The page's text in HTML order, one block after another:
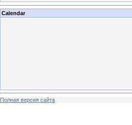
Calendar
Полная версия сайта